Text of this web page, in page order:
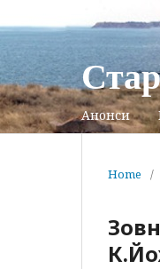
Анонси
Home /